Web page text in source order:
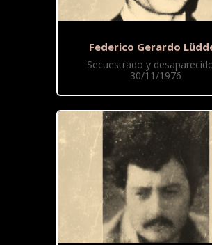
Federico Gerardo
Secuestrado y
30/11/1976